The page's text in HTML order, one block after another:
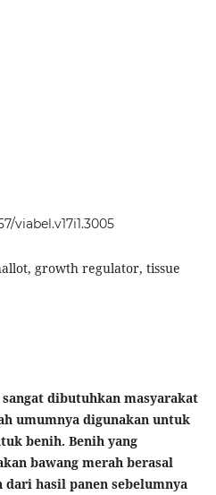
viabel.v17i1.3005
growth regulator, tissue
dibutuhkan masyarakat
umumnya digunakan untuk
benih. Benih yang
bawang merah berasal
hasil panen sebelumnya